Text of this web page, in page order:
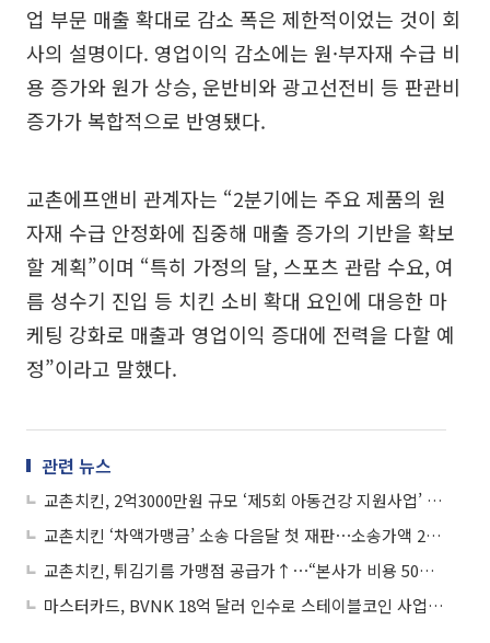
업 부문 매출 확대로 감소 폭은 제한적이었는 것이 회
사의 설명이다. 영업이익 감소에는 원·부자재 수급 비
용 증가와 원가 상승, 운반비와 광고선전비 등 판관비
증가가 복합적으로 반영됐다.
교촌에프앤비 관계자는 “2분기에는 주요 제품의 원
자재 수급 안정화에 집중해 매출 증가의 기반을 확보
할 계획”이며 “특히 가정의 달, 스포츠 관람 수요, 여
름 성수기 진입 등 치킨 소비 확대 요인에 대응한 마
케팅 강화로 매출과 영업이익 증대에 전력을 다할 예
정”이라고 말했다.
관련 뉴스
교촌치킨, 2억3000만원 규모 ‘제5회 아동건강 지원사업’ 본격 시작
교촌치킨 ‘차액가맹금’ 소송 다음달 첫 재판⋯소송가액 23억원
교촌치킨, 튀김기름 가맹점 공급가↑⋯“본사가 비용 50% 부담”
마스터카드, BVNK 18억 달러 인수로 스테이블코인 사업 본격 확장